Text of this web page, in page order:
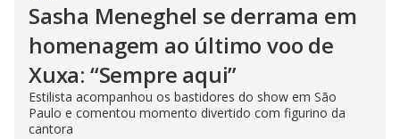
Sasha Meneghel se derrama em
homenagem ao último voo de
Xuxa: “Sempre aqui”
Estilista acompanhou os bastidores do show em São
Paulo e comentou momento divertido com figurino da
cantora